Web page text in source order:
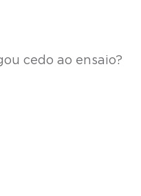
cedo ao ensaio?